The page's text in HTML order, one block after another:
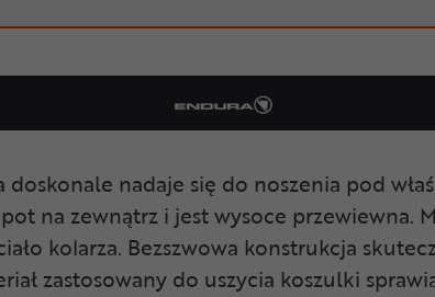
nadaje się do noszenia pod
na zewnątrz i jest wysoce przewiewna.
kolarza. Bezszwowa konstrukcja
zastosowany do uszycia koszulki